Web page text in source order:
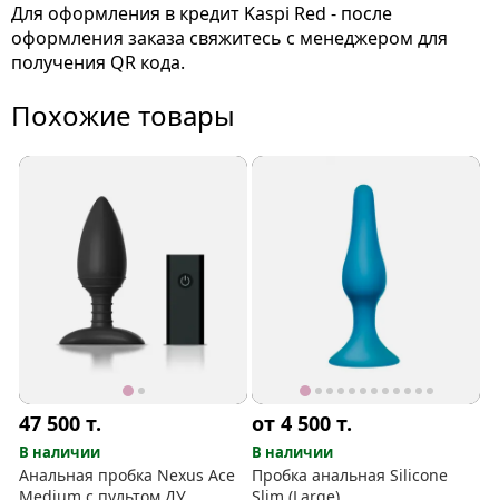
Для оформления в кредит Kaspi Red - после
оформления заказа свяжитесь с менеджером для
получения QR кода.
Похожие товары
47 500т.
В наличии
Анальная пробка Nexus Ace
от 4 500т.
В наличии
Пробка анальная Silicone